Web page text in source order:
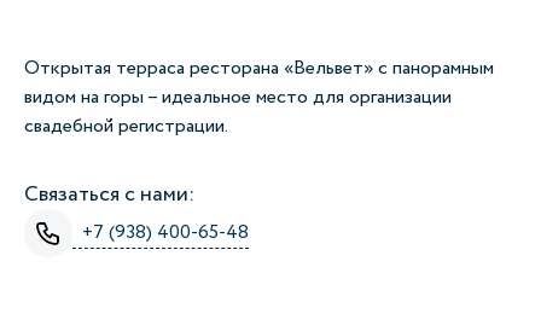
Открытая терраса ресторана «Вельвет» с панорамным
видом на горы – идеальное место для организации
свадебной регистрации.
Связаться с нами:
+7 (938) 400-65-48